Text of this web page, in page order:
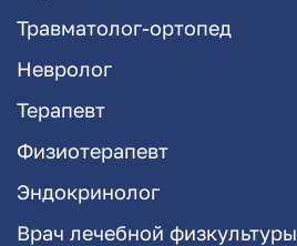
Травматолог-ортопед
Невролог
Терапевт
Физиотерапевт
Эндокринолог
Врач лечебной физкультуры